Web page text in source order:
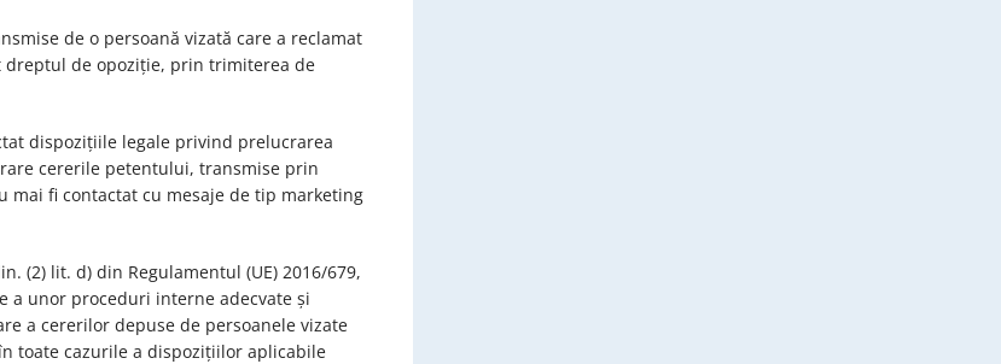
de o persoană vizată care a reclamat
dreptul de opoziție, prin trimiterea de
dispozițiile legale privind prelucrarea
cererile petentului, transmise prin
mai fi contactat cu mesaje de tip marketing
(2) lit. d) din Regulamentul (UE) 2016/679,
a unor proceduri interne adecvate și
a cererilor depuse de persoanele vizate
toate cazurile a dispozițiilor aplicabile